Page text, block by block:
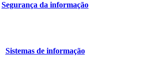
Segurança da informação
Sistemas de informação